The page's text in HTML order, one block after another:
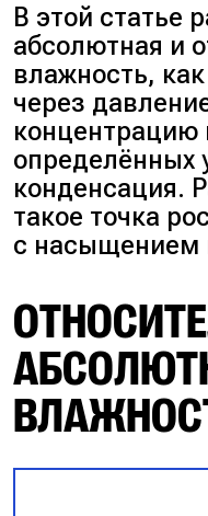
В этой статье
абсолютная и
влажность,
через
концентрацию
определённых
конденсация.
такое точка
с насыщением